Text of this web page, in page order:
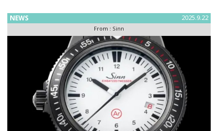
NEWS 2025.9.22
From : Sinn